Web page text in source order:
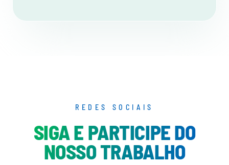
REDES SOCIAIS
SIGA E PARTICIPE DO
NOSSO TRABALHO